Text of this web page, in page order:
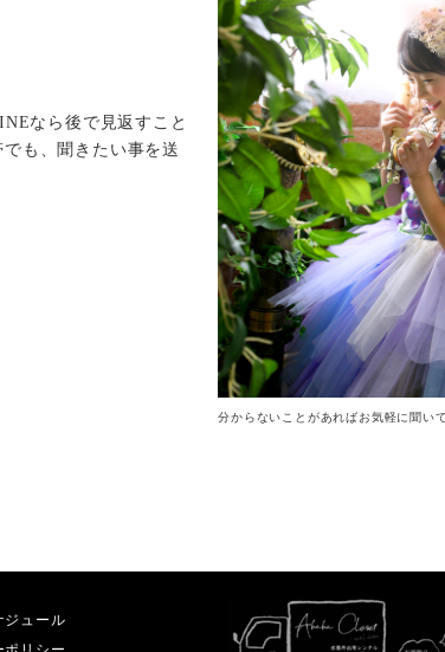
なら後で見返すこと
も、聞きたい事を送
分からないことがあればお気軽に聞い
ジュール